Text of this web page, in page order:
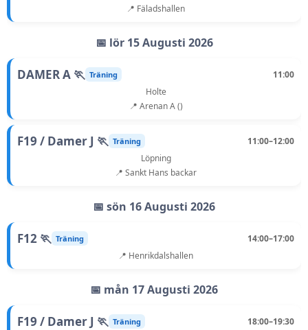
📍 Fäladshallen
📅 lör 15 Augusti 2026
DAMER A 🏃 Träning
11:00
Holte
📍 Arenan A ()
F19 / Damer J 🏃 Träning
11:00–12:00
Löpning
📍 Sankt Hans backar
📅 sön 16 Augusti 2026
F12 🏃 Träning
14:00–17:00
📍 Henrikdalshallen
📅 mån 17 Augusti 2026
F19 / Damer J 🏃 Träning
18:00–19:30